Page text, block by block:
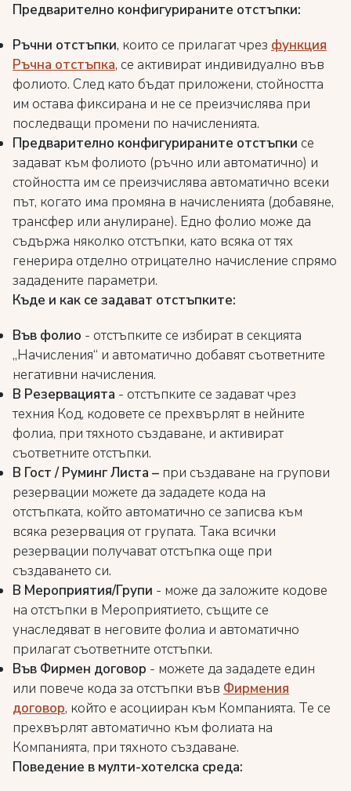
Предварително конфигурираните отстъпки:
Ръчни отстъпки, които се прилагат чрез функция
Ръчна отстъпка, се активират индивидуално във
фолиото. След като бъдат приложени, стойността
им остава фиксирана и не се преизчислява при
последващи промени по начисленията.
Предварително конфигурираните отстъпки се
задават към фолиото (ръчно или автоматично) и
стойността им се преизчислява автоматично всеки
път, когато има промяна в начисленията (добавяне,
трансфер или анулиране). Едно фолио може да
съдържа няколко отстъпки, като всяка от тях
генерира отделно отрицателно начисление спрямо
зададените параметри.
Къде и как се задават отстъпките:
Във фолио - отстъпките се избират в секцията
„Начисления“ и автоматично добавят съответните
негативни начисления.
В Резервацията - отстъпките се задават чрез
техния Код, кодовете се прехвърлят в нейните
фолиа, при тяхното създаване, и активират
съответните отстъпки.
В Гост / Руминг Листа – при създаване на групови
резервации можете да зададете кода на
отстъпката, който автоматично се записва към
всяка резервация от групата. Така всички
резервации получават отстъпка още при
създаването си.
В Мероприятия/Групи - може да заложите кодове
на отстъпки в Мероприятието, същите се
унаследяват в неговите фолиа и автоматично
прилагат съответните отстъпки.
Във Фирмен договор - можете да зададете един
или повече кода за отстъпки във Фирмения
договор, който е асоцииран към Компанията. Те се
прехвърлят автоматично към фолиата на
Компанията, при тяхното създаване.
Поведение в мулти-хотелска среда: